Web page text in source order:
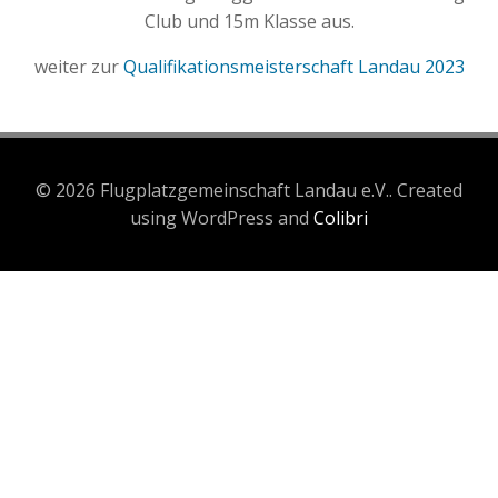
Club und 15m Klasse aus.
weiter zurQualifikationsmeisterschaft Landau 2023
© 2026 Flugplatzgemeinschaft Landau e.V.. Created
using WordPress and Colibri